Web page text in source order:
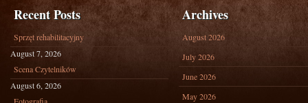
Recent Posts
Sprzęt rehabilitacyjny
August 7, 2026
Scena Czytelników
August 6, 2026
Archives
August 2026
July 2026
June 2026
May 2026